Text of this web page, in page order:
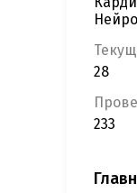
28
233